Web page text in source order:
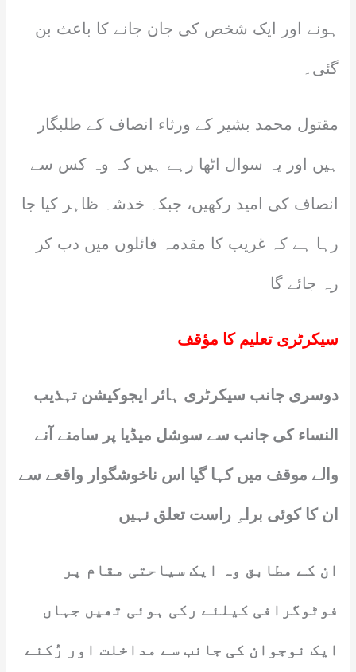
ہونے اور ایک شخص کی جان جانے کا باعث بن
گئی۔
مقتول محمد بشیر کے ورثاء انصاف کے طلبگار
ہیں اور یہ سوال اٹھا رہے ہیں کہ وہ کس سے
انصاف کی امید رکھیں، جبکہ خدشہ ظاہر کیا جا
رہا ہے کہ غریب کا مقدمہ فائلوں میں دب کر
رہ جائے گا
سیکرٹری تعلیم کا مؤقف
دوسری جانب سیکرٹری ہائر ایجوکیشن تہذیب
النساء کی جانب سے سوشل میڈیا پر سامنے آنے
والے موقف میں کہا گیا اس ناخوشگوار واقعے سے
ان کا کوئی براہِ راست تعلق نہیں
ان کے مطابق وہ ایک سیاحتی مقام پر
فوٹوگرافی کیلئے رکی ہوئی تھیں جہاں
ایک نوجوان کی جانب سے مداخلت اور رُکنے